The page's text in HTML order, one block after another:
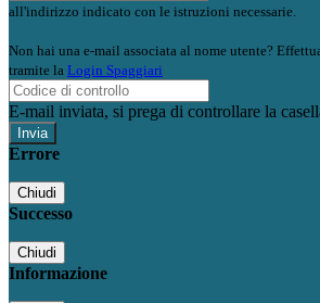
all'indirizzo indicato con le istruzioni necessarie.
Non hai una e-mail associata al nome utente?
tramite la Login Spaggiari
E-mail inviata, si prega di controllare la
Errore
Chiudi
Successo
Chiudi
Informazione